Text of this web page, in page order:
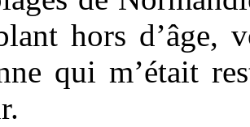
hors d’âge,
qui m’était